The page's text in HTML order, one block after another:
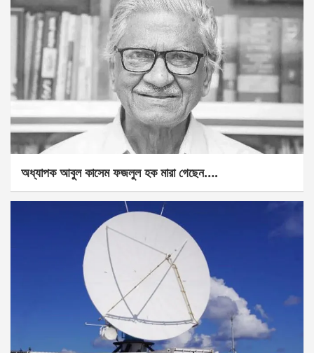
অধ্যাপক আবুল কাসেম ফজলুল হক মারা গেছেন….